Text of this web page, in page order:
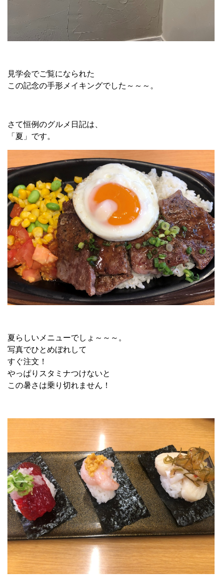
見学会でご覧になられた
この記念の手形メイキングでした～～～。
さて恒例のグルメ日記は、
「夏」です。
夏らしいメニューでしょ～～～。
写真でひとめぼれして
すぐ注文！
やっぱりスタミナつけないと
この暑さは乗り切れません！